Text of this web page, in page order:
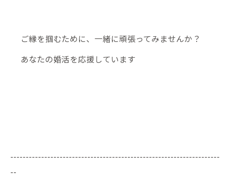
ご縁を掴むために、一緒に頑張ってみませんか？
あなたの婚活を応援しています
--------------------------------------------------------------------
--